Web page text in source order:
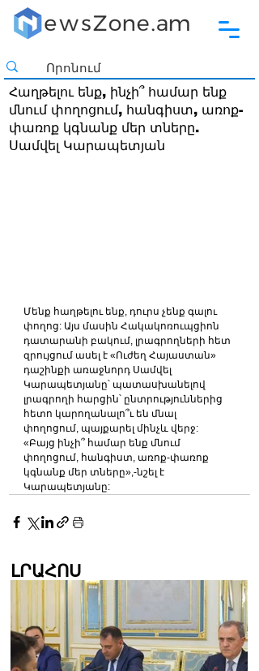
Հաղթելու ենք, ինչի՞ համար ենք
մնում փողոցում, հանգիստ, առոք-
փառոք կգնանք մեր տները.
Սամվել Կարապետյան
Մենք հաղթելու ենք, դուրս չենք գալու
փողոց: Այս մասին Հակակոռուպցիոն
դատարանի բակում, լրագրողների հետ
զրույցում ասել է «Ուժեղ Հայաստան»
դաշինքի առաջնորդ Սամվել
Կարապետյանը՝ պատասխանելով
լրագրողի հարցին՝ ընտրություններից
հետո կարողանալո՞ւ են մնալ
փողոցում, պայքարել մինչև վերջ:
«Բայց ինչի՞ համար ենք մնում
փողոցում, հանգիստ, առոք-փառոք
կգնանք մեր տները»,-նշել է
Կարապետյանը:
ԼՐԱՀՈՍ